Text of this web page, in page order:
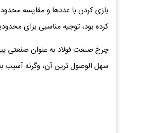
بازی کردن با عددها و مقایسه
کرده بود، توجیه مناسبی برای
چرخ صنعت فولاد به عنوان صنعتی
سهل الوصول ترین آن، وگرنه آسیب